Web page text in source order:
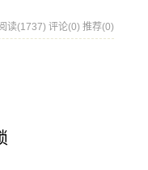
读(1737) 评论(0) 推荐(0)